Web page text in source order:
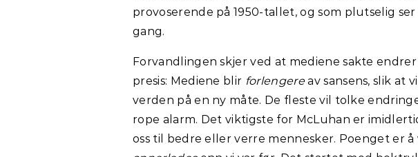
provoserende på 1950-tallet, og som plutselig
gang.
Forvandlingen skjer ved at mediene sakte
presis: Mediene blir forlengereav sansens, slik at
verden på en ny måte. De fleste vil tolke
rope alarm. Det viktigste for McLuhan er
oss til bedre eller verre mennesker. Poenget er å